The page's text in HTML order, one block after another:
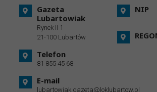
Gazeta
Lubartowiak
Rynek II 1
21-100 Lubartów
Telefon
81 855 45 68
E-mail
lubartowiak.gazeta@loklubartow.pl
NIP